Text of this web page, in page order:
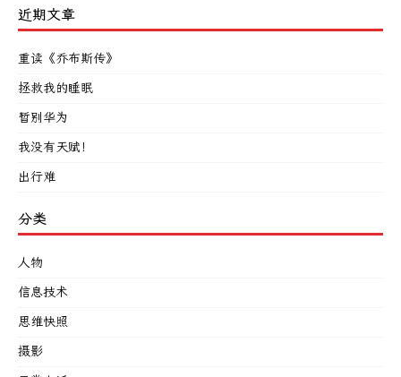
近期文章
重读《乔布斯传》
拯救我的睡眠
暂别华为
我没有天赋！
出行难
分类
人物
信息技术
思维快照
摄影